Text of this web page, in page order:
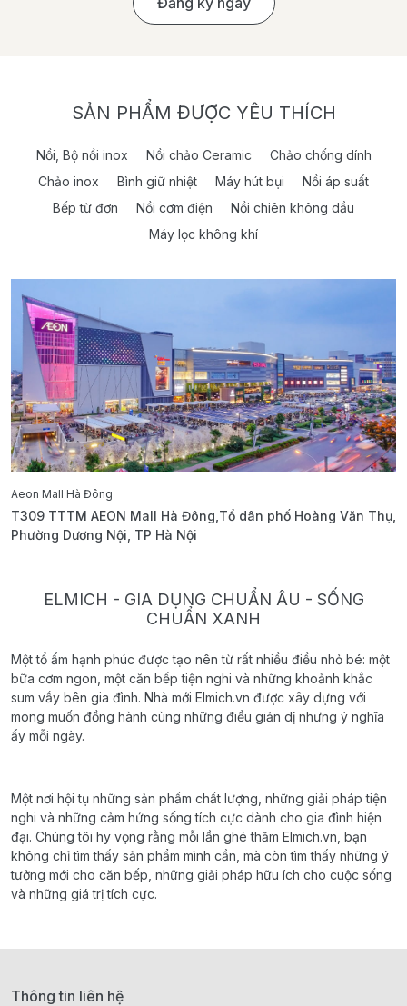
SẢN PHẨM ĐƯỢC YÊU THÍCH
Nồi, Bộ nồi inox Nồi chảo Ceramic
Chảo chống dính
Chảo inox
Bình giữ nhiệt Máy hút bụi
Nồi áp suất
Bếp từ đơn
Nồi cơm điện
Nồi chiên không dầu
Máy lọc không khí
Aeon Mall Hà Đông
T309 TTTM AEON Mall Hà Đông,Tổ dân phố Hoàng Văn Thụ,
Phường Dương Nội, TP Hà Nội
ELMICH - GIA DỤNG CHUẨN ÂU - SỐNG
CHUẨN XANH
Một tổ ấm hạnh phúc được tạo nên từ rất nhiều điều nhỏ bé: một
bữa cơm ngon, một căn bếp tiện nghi và những khoảnh khắc
sum vầy bên gia đình. Nhà mới Elmich.vn được xây dựng với
mong muốn đồng hành cùng những điều giản dị nhưng ý nghĩa
ấy mỗi ngày.
Một nơi hội tụ những sản phẩm chất lượng, những giải pháp tiện
nghi và những cảm hứng sống tích cực dành cho gia đình hiện
đại. Chúng tôi hy vọng rằng mỗi lần ghé thăm Elmich.vn, bạn
không chỉ tìm thấy sản phẩm mình cần, mà còn tìm thấy những ý
tưởng mới cho căn bếp, những giải pháp hữu ích cho cuộc sống
và những giá trị tích cực.
Thông tin liên hệ